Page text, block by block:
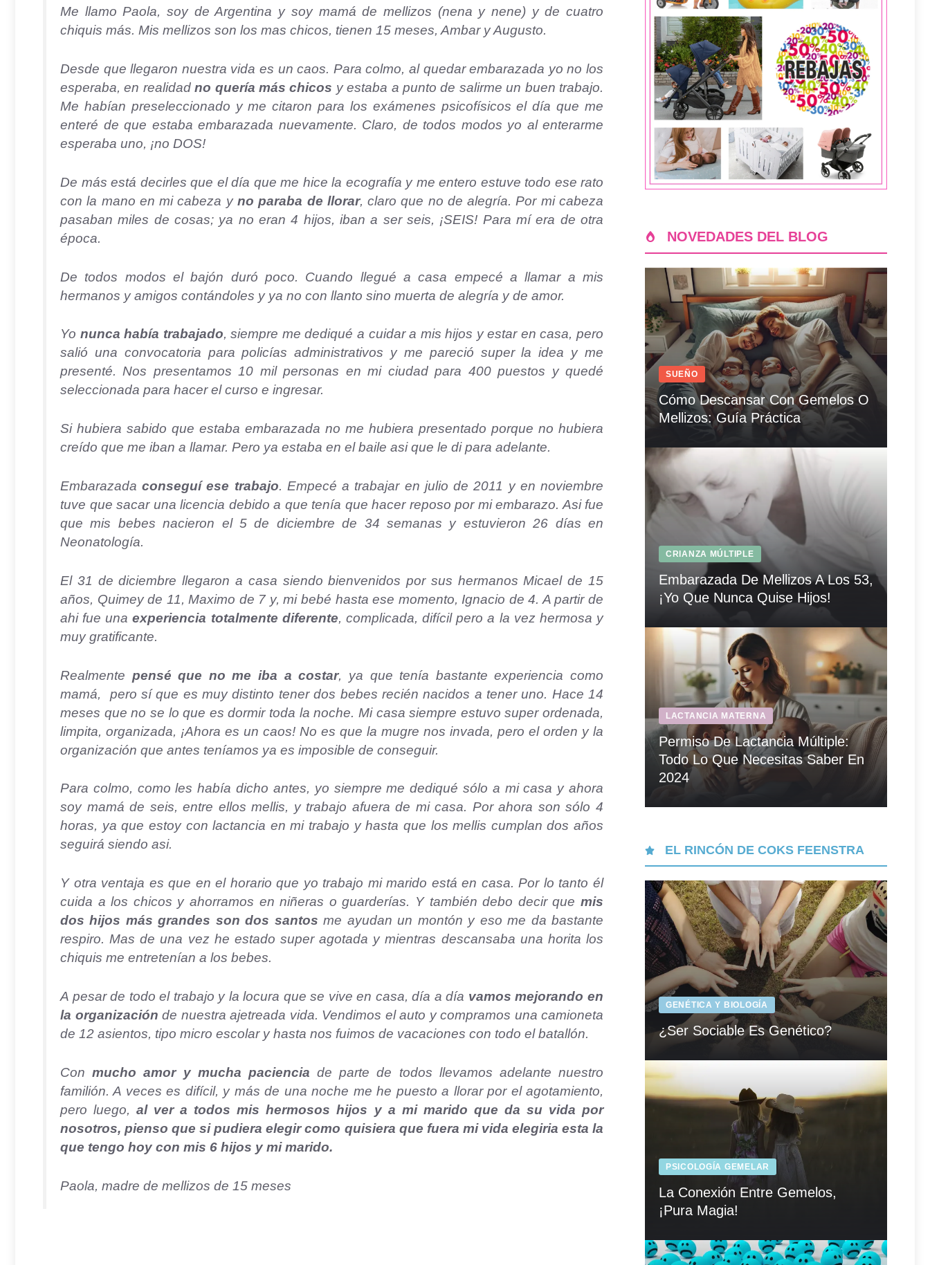
Me llamo Paola, soy de Argentina y soy mamá de mellizos (nena y nene) y de cuatro
chiquis más. Mis mellizos son los mas chicos, tienen 15 meses, Ambar y Augusto.
Desde que llegaron nuestra vida es un caos. Para colmo, al quedar embarazada yo no los
esperaba, en realidadno quería más chicos y estaba a punto de salirme un buen trabajo.
Me habían preseleccionado y me citaron para los exámenes psicofísicos el día que me
enteré de que estaba embarazada nuevamente. Claro, de todos modos yo al enterarme
esperaba uno, ¡no DOS!
De más está decirles que el día que me hice la ecografía y me entero estuve todo ese rato
con la mano en mi cabeza y no paraba de llorar, claro que no de alegría. Por mi cabeza
pasaban miles de cosas; ya no eran 4 hijos, iban a ser seis, ¡SEIS! Para mí era de otra
época.
De todos modos el bajón duró poco. Cuando llegué a casa empecé a llamar a mis
hermanos y amigos contándoles y ya no con llanto sino muerta de alegría y de amor.
Yo nunca había trabajado, siempre me dediqué a cuidar a mis hijos y estar en casa, pero
salió una convocatoria para policías administrativos y me pareció super la idea y me
presenté. Nos presentamos 10 mil personas en mi ciudad para 400 puestos y quedé
seleccionada para hacer el curso e ingresar.
Si hubiera sabido que estaba embarazada no me hubiera presentado porque no hubiera
creído que me iban a llamar. Pero ya estaba en el baile asi que le di para adelante.
Embarazadaconseguí ese trabajo. Empecé a trabajar en julio de 2011 y en noviembre
tuve que sacar una licencia debido a que tenía que hacer reposo por mi embarazo. Asi fue
que mis bebes nacieron el 5 de diciembre de 34 semanas y estuvieron 26 días en
Neonatología.
El 31 de diciembre llegaron a casa siendo bienvenidos por sus hermanos Micael de 15
años, Quimey de 11, Maximo de 7 y, mi bebé hasta ese momento, Ignacio de 4. A partir de
ahi fue unaexperiencia totalmente diferente, complicada, difícil pero a la vez hermosa y
muy gratificante.
Realmente pensé que no me iba a costar, ya que tenía bastante experiencia como
mamá, pero sí que es muy distinto tener dos bebes recién nacidos a tener uno. Hace 14
meses que no se lo que es dormir toda la noche. Mi casa siempre estuvo super ordenada,
limpita, organizada, ¡Ahora es un caos! No es que la mugre nos invada, pero el orden y la
organización que antes teníamos ya es imposible de conseguir.
Para colmo, como les había dicho antes, yo siempre me dediqué sólo a mi casa y ahora
soy mamá de seis, entre ellos mellis, y trabajo afuera de mi casa. Por ahora son sólo 4
horas, ya que estoy con lactancia en mi trabajo y hasta que los mellis cumplan dos años
seguirá siendo asi.
Y otra ventaja es que en el horario que yo trabajo mi marido está en casa. Por lo tanto él
cuida a los chicos y ahorramos en niñeras o guarderías. Y también debo decir que mis
dos hijos más grandes son dos santos me ayudan un montón y eso me da bastante
respiro. Mas de una vez he estado super agotada y mientras descansaba una horita los
chiquis me entretenían a los bebes.
A pesar de todo el trabajo y la locura que se vive en casa, día a día vamos mejorando en
la organización de nuestra ajetreada vida. Vendimos el auto y compramos una camioneta
de 12 asientos, tipo micro escolar y hasta nos fuimos de vacaciones con todo el batallón.
Conmucho amor y mucha paciencia de parte de todos llevamos adelante nuestro
familión. A veces es difícil, y más de una noche me he puesto a llorar por el agotamiento,
pero luego,al ver a todos mis hermosos hijos y a mi marido que da su vida por
nosotros, pienso que si pudiera elegir como quisiera que fuera mi vida elegiria esta la
que tengo hoy con mis 6 hijos y mi marido.
Paola, madre de mellizos de 15 meses
NOVEDADES DEL BLOG
SUEÑO
Cómo Descansar Con Gemelos O
Mellizos: Guía Práctica
CRIANZA MÚLTIPLE
Embarazada De Mellizos A Los 53,
¡Yo Que Nunca Quise Hijos!
LACTANCIA MATERNA
Permiso De Lactancia Múltiple:
Todo Lo Que Necesitas Saber En
2024
EL RINCÓN DE COKS FEENSTRA
GENÉTICA Y BIOLOGÍA
¿Ser Sociable Es Genético?
PSICOLOGÍA GEMELAR
La Conexión Entre Gemelos,
¡Pura Magia!